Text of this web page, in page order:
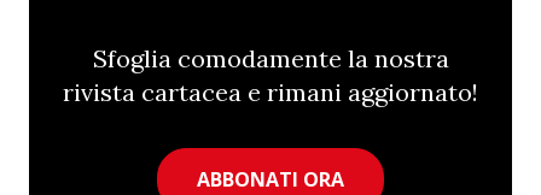
Sfoglia comodamente la nostra
rivista cartacea e rimani aggiornato!
ABBONATI ORA